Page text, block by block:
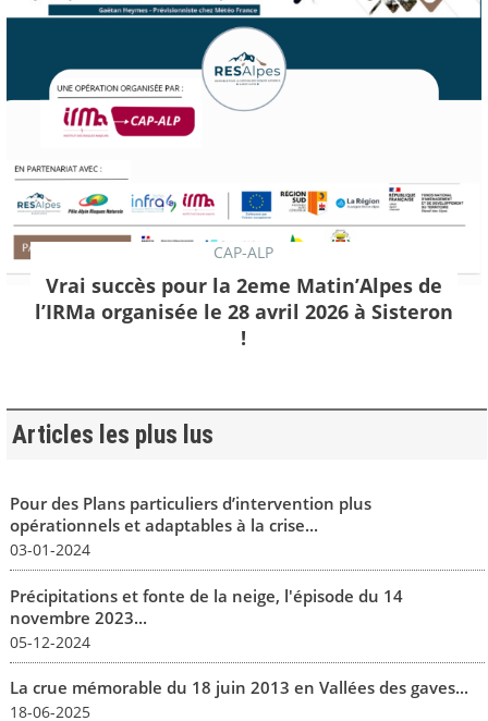
CAP-ALP
Vrai succès pour la 2eme Matin’Alpes de
l’IRMa organisée le 28 avril 2026 à Sisteron
!
Articles les plus lus
Pour des Plans particuliers d’intervention plus
opérationnels et adaptables à la crise...
03-01-2024
Précipitations et fonte de la neige, l'épisode du 14
novembre 2023...
05-12-2024
La crue mémorable du 18 juin 2013 en Vallées des gaves...
18-06-2025